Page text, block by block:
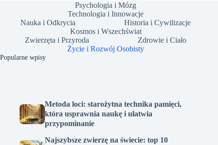
Psychologia i Mózg
Technologia i Innowacje
Nauka i Odkrycia
Historia i Cywilizacje
Kosmos i Wszechświat
Zwierzęta i Przyroda
Zdrowie i Ciało
Życie i Rozwój Osobisty
Popularne wpisy
Metoda loci: starożytna technika pamięci,
która usprawnia naukę i ułatwia
przypominanie
Najszybsze zwierzę na świecie: top 10